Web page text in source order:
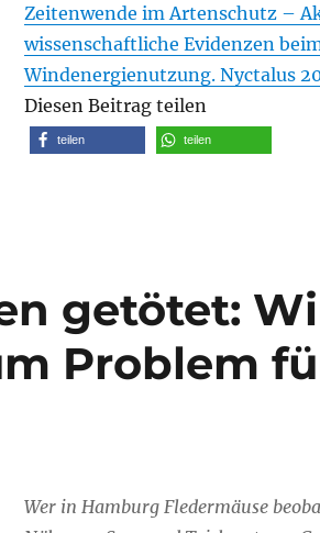
Zeitenwende im Artenschutz –
wissenschaftliche Evidenzen
Windenergienutzung. Nyctalus
Diesen Beitrag teilen
teilen teilen
getötet:
Problem
Wer in Hamburg Fledermäuse